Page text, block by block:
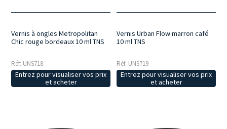
Vernis à ongles Metropolitan
Chic rouge bordeaux 10 ml TNS
Réf: UNS718
Entrez pour visualiser vos prix
et acheter
Vernis Urban Flow marron café
10 ml TNS
Réf: UNS719
Entrez pour visualiser vos prix
et acheter